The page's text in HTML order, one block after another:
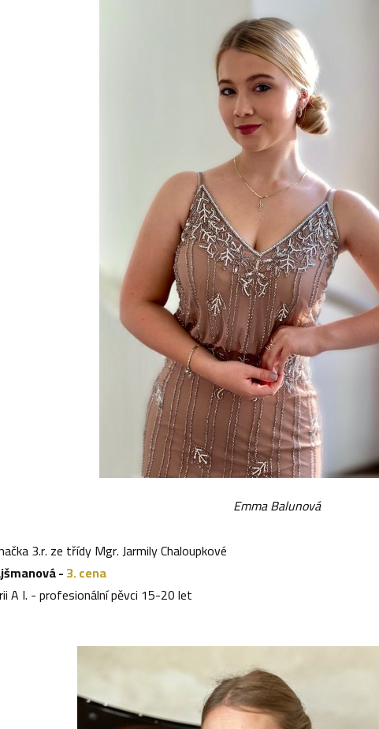
Emma Balunová
3.r. ze třídy Mgr. Jarmily Chaloupkové
-3. cena
A I. - profesionální pěvci 15-20 let